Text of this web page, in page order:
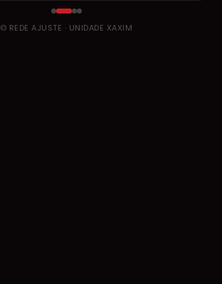
© REDE AJUSTE · UNIDADE XAXIM